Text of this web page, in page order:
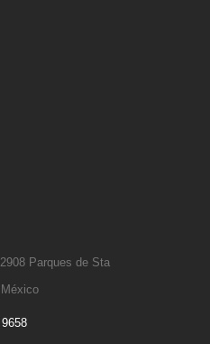
Parques de Sta